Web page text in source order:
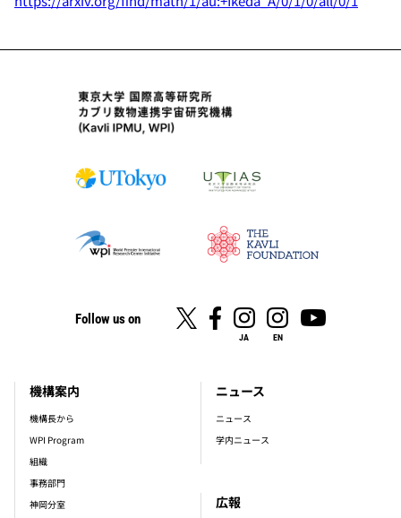
Follow us on
JA EN
footer_main_menu
機構案内
機構長から
WPI Program
組織
事務部門
神岡分室
ニュース
ニュース
学内ニュース
広報